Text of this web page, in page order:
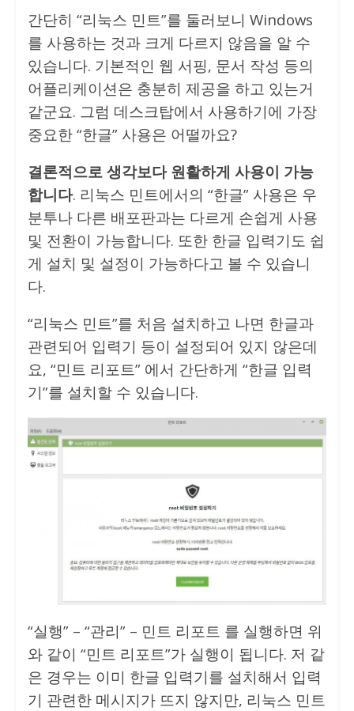
간단히 “리눅스 민트”를 둘러보니 Windows
를 사용하는 것과 크게 다르지 않음을 알 수
있습니다. 기본적인 웹 서핑, 문서 작성 등의
어플리케이션은 충분히 제공을 하고 있는거
같군요. 그럼 데스크탑에서 사용하기에 가장
중요한 “한글” 사용은 어떨까요?
결론적으로 생각보다 원활하게 사용이 가능
합니다. 리눅스 민트에서의 “한글” 사용은 우
분투나 다른 배포판과는 다르게 손쉽게 사용
및 전환이 가능합니다. 또한 한글 입력기도 쉽
게 설치 및 설정이 가능하다고 볼 수 있습니
다.
“리눅스 민트”를 처음 설치하고 나면 한글과
관련되어 입력기 등이 설정되어 있지 않은데
요, “민트 리포트” 에서 간단하게 “한글 입력
기”를 설치할 수 있습니다.
“실행” – “관리” – 민트 리포트 를 실행하면 위
와 같이 “민트 리포트”가 실행이 됩니다. 저 같
은 경우는 이미 한글 입력기를 설치해서 입력
기 관련한 메시지가 뜨지 않지만, 리눅스 민트